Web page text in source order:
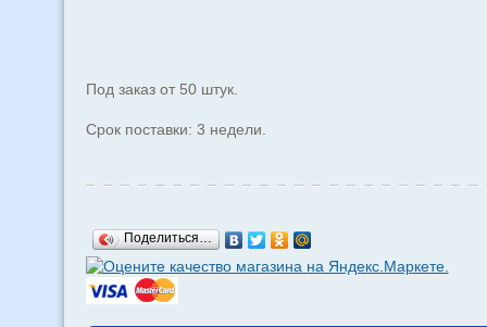
Под заказ от 50 штук.
Срок поставки: 3 недели.
Поделиться…